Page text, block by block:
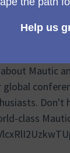
we
our
truly make a
Mautic
Don't
class